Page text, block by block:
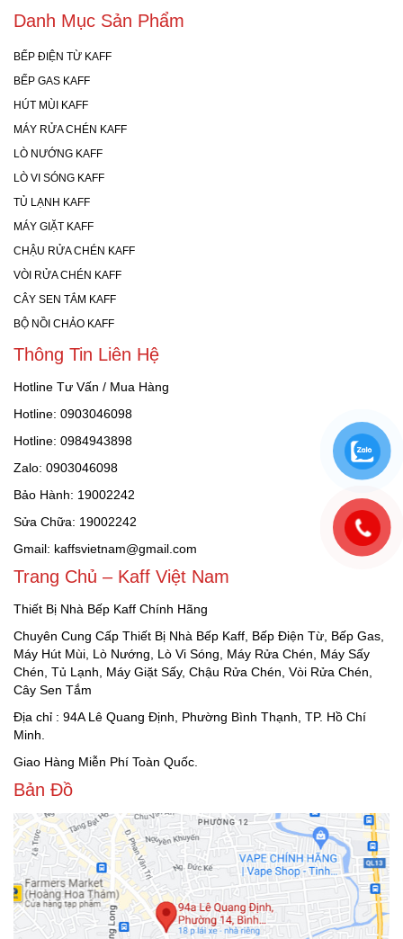
Danh Mục Sản Phẩm
BẾP ĐIỆN TỪ KAFF
BẾP GAS KAFF
HÚT MÙI KAFF
MÁY RỬA CHÉN KAFF
LÒ NƯỚNG KAFF
LÒ VI SÓNG KAFF
TỦ LẠNH KAFF
MÁY GIẶT KAFF
CHẬU RỬA CHÉN KAFF
VÒI RỬA CHÉN KAFF
CÂY SEN TẮM KAFF
BỘ NỒI CHẢO KAFF
Thông Tin Liên Hệ
Hotline Tư Vấn / Mua Hàng
Hotline: 0903046098
Hotline: 0984943898
Zalo: 0903046098
Bảo Hành: 19002242
Sửa Chữa: 19002242
Gmail: kaffsvietnam@gmail.com
Trang Chủ – Kaff Việt Nam
Thiết Bị Nhà Bếp Kaff Chính Hãng
Chuyên Cung Cấp Thiết Bị Nhà Bếp Kaff, Bếp Điện Từ, Bếp Gas,
Máy Hút Mùi, Lò Nướng, Lò Vi Sóng, Máy Rửa Chén, Máy Sấy
Chén, Tủ Lạnh, Máy Giặt Sấy, Chậu Rửa Chén, Vòi Rửa Chén,
Cây Sen Tắm
Địa chỉ : 94A Lê Quang Định, Phường Bình Thạnh, TP. Hồ Chí
Minh.
Giao Hàng Miễn Phí Toàn Quốc.
Bản Đồ